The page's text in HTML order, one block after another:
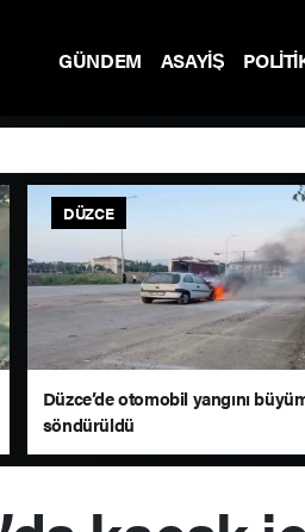
GÜNDEM ASAYİŞ
DÜZCE
Düzce’de otomobil yangını
söndürüldü